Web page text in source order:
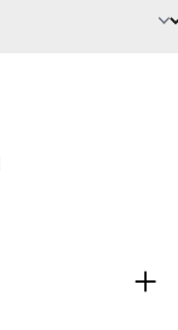
+